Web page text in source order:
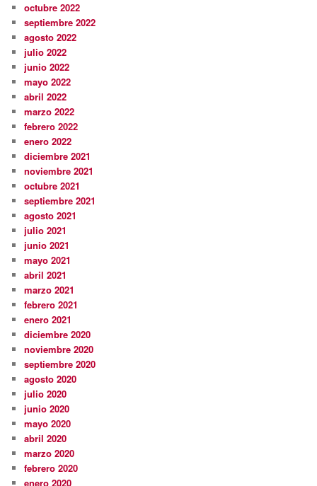
octubre 2022
septiembre 2022
agosto 2022
julio 2022
junio 2022
mayo 2022
abril 2022
marzo 2022
febrero 2022
enero 2022
diciembre 2021
noviembre 2021
octubre 2021
septiembre 2021
agosto 2021
julio 2021
junio 2021
mayo 2021
abril 2021
marzo 2021
febrero 2021
enero 2021
diciembre 2020
noviembre 2020
septiembre 2020
agosto 2020
julio 2020
junio 2020
mayo 2020
abril 2020
marzo 2020
febrero 2020
enero 2020